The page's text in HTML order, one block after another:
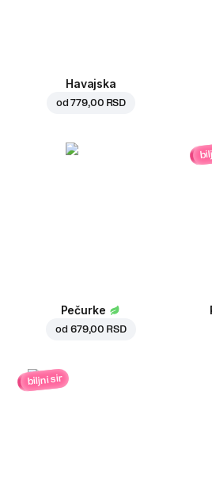
Havajska
od779,00 RSD
Pečurke
od 679,00 RSD
biljni sir